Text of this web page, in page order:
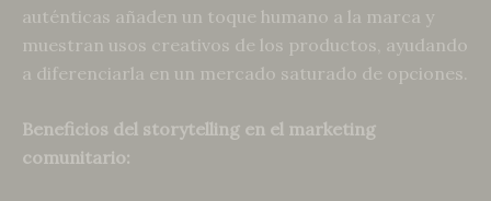
auténticas añaden un toque humano a la marca y
muestran usos creativos de los productos, ayudando
a diferenciarla en un mercado saturado de opciones.
Beneficios del storytelling en el marketing
comunitario: